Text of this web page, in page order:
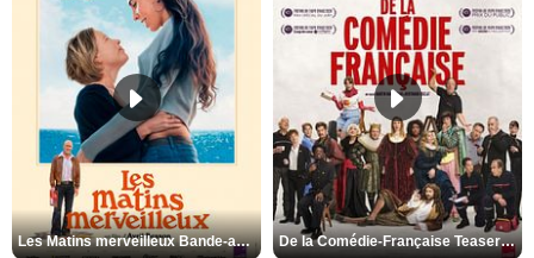
Les Matins merveilleux Bande-annonce VF De la Comédie-Française Teaser VF